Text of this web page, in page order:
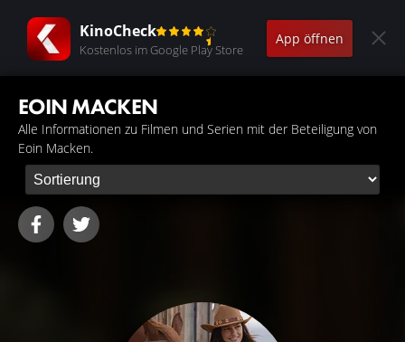
KinoCheck
Kostenlos im Google Play Store
App öffnen
EOIN MACKEN
Alle Informationen zu Filmen und Serien mit der Beteiligung von
Eoin Macken.